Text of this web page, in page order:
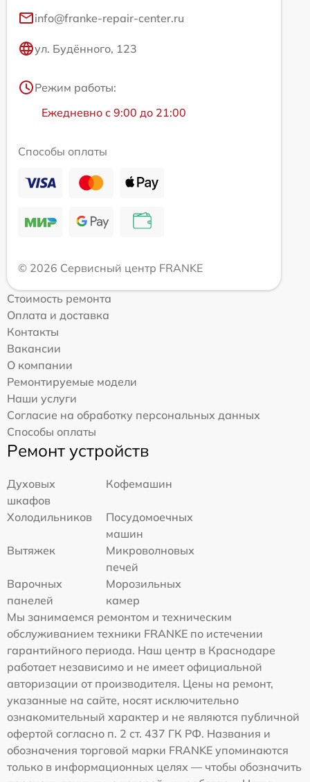
info@franke-repair-center.ru
ул. Будённого, 123
Режим работы:
Ежедневно с 9:00 до 21:00
Способы оплаты
© 2026 Сервисный центр FRANKE
Стоимость ремонта
Оплата и доставка
Контакты
Вакансии
О компании
Ремонтируемые модели
Наши услуги
Согласие на обработку персональных данных
Способы оплаты
Ремонт устройств
Духовых
шкафов
Кофемашин
Холодильников
Посудомоечных
машин
Вытяжек
Микроволновых
печей
Варочных
панелей
Морозильных
камер
Мы занимаемся ремонтом и техническим
обслуживанием техники FRANKE по истечении
гарантийного периода. Наш центр в Краснодаре
работает независимо и не имеет официальной
авторизации от производителя. Цены на ремонт,
указанные на сайте, носят исключительно
ознакомительный характер и не являются публичной
офертой согласно п. 2 ст. 437 ГК РФ. Названия и
обозначения торговой марки FRANKE упоминаются
только в информационных целях — чтобы обозначить